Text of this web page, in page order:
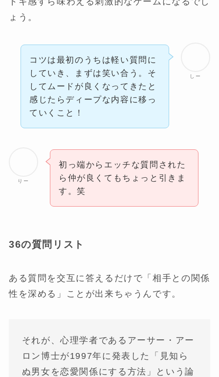
ょう。
しー
コツは最初のうちは軽い質問に
していき、まずは笑い合う。そ
してムードが良くなってきたと
感じたらディープな内容に移っ
ていくこと！
りー
初っ端からエッチな質問された
ら仲が良くてもちょっと引きま
す。笑
36の質問リスト
ある質問を交互に答えるだけで「相手との関係
性を深める」ことが出来ちゃうんです。
それが、心理学者であるアーサー・アー
ロン博士が1997年に発表した「見知ら
ぬ男女を恋愛関係にする方法」という論